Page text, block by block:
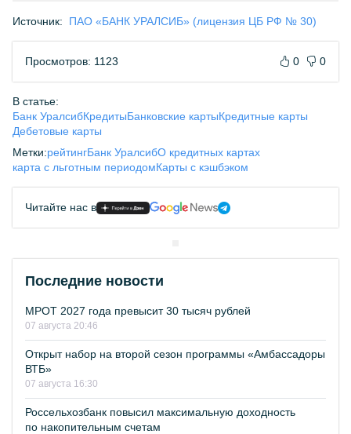
Источник: ПАО «БАНК УРАЛСИБ» (лицензия ЦБ РФ № 30)
Просмотров: 1123 0 0
В статье:
Банк УралсибКредитыБанковские картыКредитные карты
Дебетовые карты
Метки:рейтингБанк УралсибО кредитных картах
карта с льготным периодомКарты с кэшбэком
Читайте нас в
Последние новости
МРОТ 2027 года превысит 30 тысяч рублей
07 августа 20:46
Открыт набор на второй сезон программы «Амбассадоры
ВТБ»
07 августа 16:30
Россельхозбанк повысил максимальную доходность
по накопительным счетам